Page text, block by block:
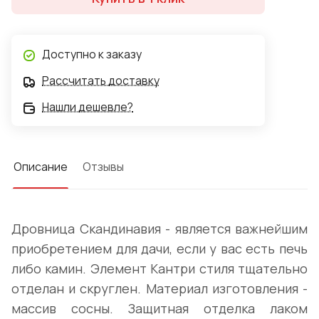
Доступно к заказу
Рассчитать доставку
Нашли дешевле?
Описание Отзывы
Дровница Скандинавия - является важнейшим
приобретением для дачи, если у вас есть печь
либо камин. Элемент Кантри стиля тщательно
отделан и скруглен. Материал изготовления -
массив сосны. Защитная отделка лаком